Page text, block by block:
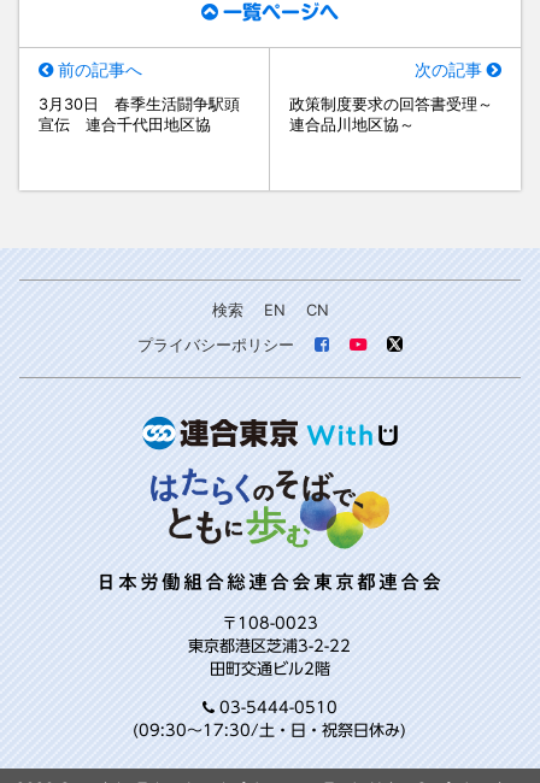
一覧ページへ
前の記事へ
3月30日 春季生活闘争駅頭
宣伝 連合千代田地区協
次の記事
政策制度要求の回答書受理～
連合品川地区協～
検索 EN
CN
プライバシーポリシー
日本労働組合総連合会東京都連合会
〒108-0023
東京都港区芝浦3-2-22
田町交通ビル2階
03-5444-0510
(09:30～17:30/土・日・祝祭日休み)